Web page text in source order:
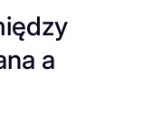
a